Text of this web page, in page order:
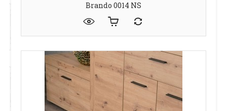
Brando 0014 NS